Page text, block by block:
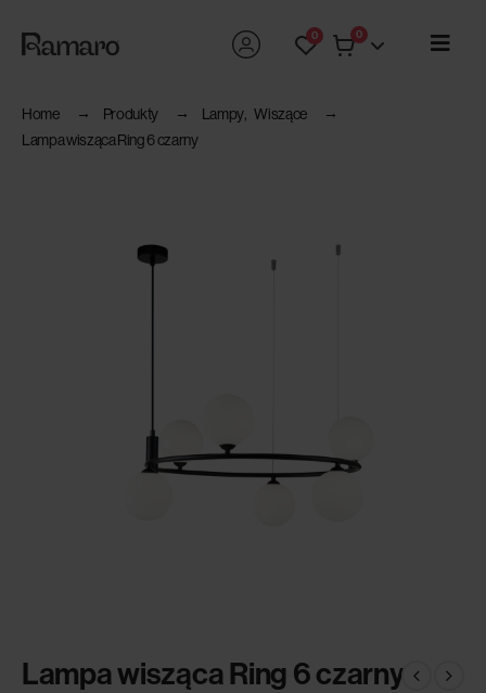
0 0
Home Produkty Lampy Wiszące
Lampa wisząca Ring 6 czarny
Lampa wisząca Ring 6 czarny